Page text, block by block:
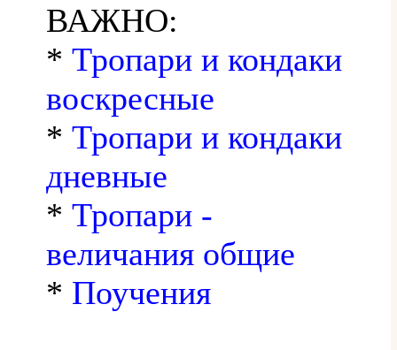
ВАЖНО:
* Тропари и кондаки
воскресные
* Тропари и кондаки
дневные
* Тропари -
величания общие
* Поучения